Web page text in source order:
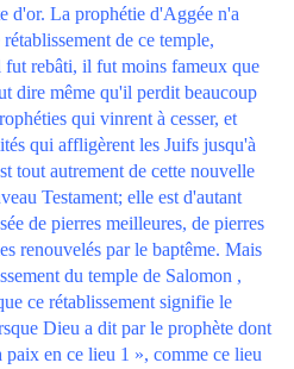
d'or. La prophétie d'Aggée n'a
de ce temple,
fut rebâti, il fut moins fameux que
dire même qu'il perdit beaucoup
qui vinrent à cesser, et
qui affligèrent les Juifs jusqu'à
tout autrement de cette nouvelle
Testament; elle est d'autant
de pierres meilleures, de pierres
renouvelés par le baptême. Mais
du temple de Salomon ,
ce rétablissement signifie le
Dieu a dit par le prophète dont
paix en ce lieu 1 », comme ce lieu